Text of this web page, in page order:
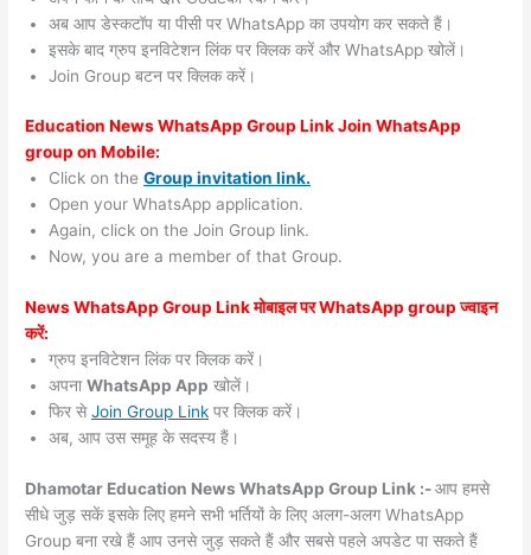
अब आप डेस्कटॉप या पीसी पर WhatsApp का उपयोग कर सकते हैं।
इसके बाद ग्रुप इनविटेशन लिंक पर क्लिक करें और WhatsApp खोलें।
Join Group बटन पर क्लिक करें।
Education News WhatsApp Group Link Join WhatsApp
group on Mobile:
Click on theGroup invitation link.
Open your WhatsApp application.
Again, click on the Join Group link.
Now, you are a member of that Group.
News WhatsApp Group Link मोबाइल पर WhatsApp group ज्वाइन
करें:
ग्रुप इनविटेशन लिंक पर क्लिक करें।
अपनाWhatsApp App खोलें।
फिर सेJoin Group Link पर क्लिक करें।
अब, आप उस समूह के सदस्य हैं।
Dhamotar Education News WhatsApp Group Link :-आप हमसे
सीधे जुड़ सकें इसके लिए हमने सभी भर्तियों के लिए अलग-अलग WhatsApp
Group बना रखे हैं आप उनसे जुड़ सकते हैं और सबसे पहले अपडेट पा सकते हैं